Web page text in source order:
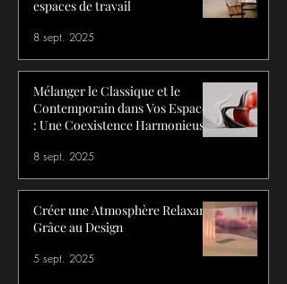
espaces de travail
8 sept. 2025
Mélanger le Classique et le
Contemporain dans Vos Espaces
: Une Coexistence Harmonieuse
8 sept. 2025
Créer une Atmosphère Relaxante
Grâce au Design
5 sept. 2025